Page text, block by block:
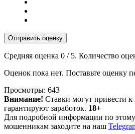
Отправить оценку
Средняя оценка 0 / 5. Количество
Оценок пока нет. Поставьте оценку
Просмотры: 643
Внимание! Ставки могут привести
гарантируют заработок. 18+
Для подробной информации по
мошенникам заходите на наш